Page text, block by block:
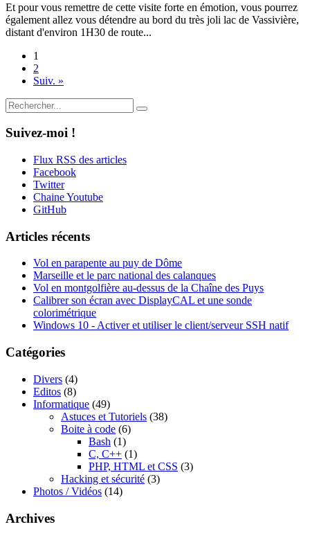
Et pour vous remettre de cette visite forte en émotion, vous pourrez
également allez vous détendre au bord du très joli lac de Vassivière,
distant d'environ 1H30 de route...
1
2
Suiv. »
Suivez-moi !
Flux RSS des articles
Facebook
Twitter
Chaine Youtube
GitHub
Articles récents
Vol en parapente au puy de Dôme
Marseille et le parc national des calanques
Vol en montgolfière au-dessus de la Chaîne des Puys
Calibrer son écran avec DisplayCAL et une sonde
colorimétrique
Windows 10 - Activer et utiliser le client/serveur SSH natif
Catégories
Divers (4)
Editos (8)
Informatique (49)
Astuces et Tutoriels (38)
Boite à code (6)
Bash (1)
C, C++ (1)
PHP, HTML et CSS (3)
Hacking et sécurité (3)
Photos / Vidéos (14)
Archives